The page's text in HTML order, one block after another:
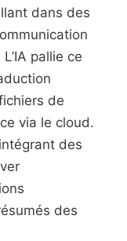
dans des
pallie ce
de
via le cloud.
des
des